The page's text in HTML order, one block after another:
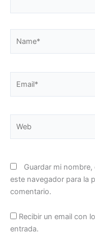
Guardar mi
este navegador para la
comentario.
Recibir un email con
entrada.